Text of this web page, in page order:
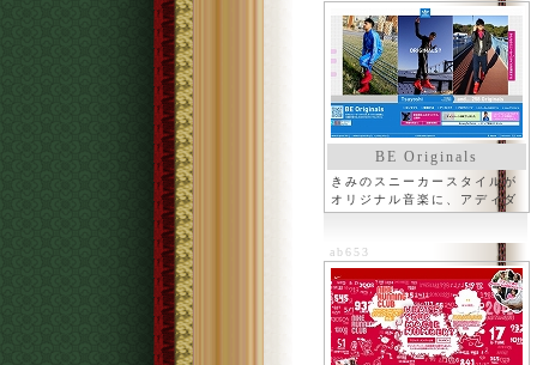
BE Originals
きみのスニーカースタイルが
オリジナル音楽に、アディダ
ス
ab653